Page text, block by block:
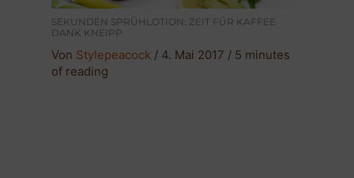
SEKUNDEN SPRÜHLOTION: ZEIT FÜR KAFFEE
DANK KNEIPP
Von Stylepeacock / 4. Mai 2017 / 5 minutes
of reading